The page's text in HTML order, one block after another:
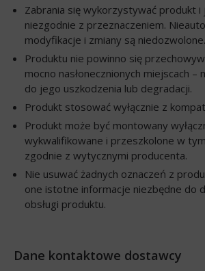
Zabrania się wykorzystywać produkt i
niezgodnie z przeznaczeniem.
modyfikacje i zmiany są niedozwolone.
Produktu nie powinno się
mocno nasłonecznionych miejscach –
do jego uszkodzenia lub degradacji.
Produkt stosować wyłącznie z
Produkt może być montowany
wykwalifikowane i przeszkolone w
zgodnie z wytycznymi producenta.
Nie usuwać żadnych oznaczeń z
one istotne informacje niezbędne do
obsługi produktu.
Dane kontaktowe dostawcy